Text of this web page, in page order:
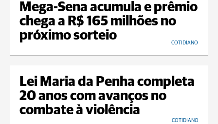
Mega-Sena acumula e prêmio
chega a R$ 165 milhões no
próximo sorteio
COTIDIANO
Lei Maria da Penha completa
20 anos com avanços no
combate à violência
COTIDIANO